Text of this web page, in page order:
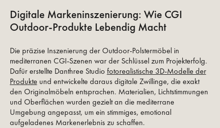
Digitale Markeninszenierung: Wie CGI
Outdoor-Produkte Lebendig Macht
Die präzise Inszenierung der Outdoor-Polstermöbel in
mediterranen CGI-Szenen war der Schlüssel zum Projekterfolg.
Dafür erstellte Danthree Studio fotorealistische 3D-Modelle der
Produkte und entwickelte daraus digitale Zwillinge, die exakt
den Originalmöbeln entsprachen. Materialien, Lichtstimmungen
und Oberflächen wurden gezielt an die mediterrane
Umgebung angepasst, um ein stimmiges, emotional
aufgeladenes Markenerlebnis zu schaffen.